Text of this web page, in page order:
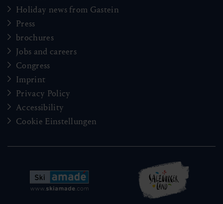
Holiday news from Gastein
Press
brochures
Jobs and careers
Congress
Imprint
Privacy Policy
Accessibility
Cookie Einstellungen